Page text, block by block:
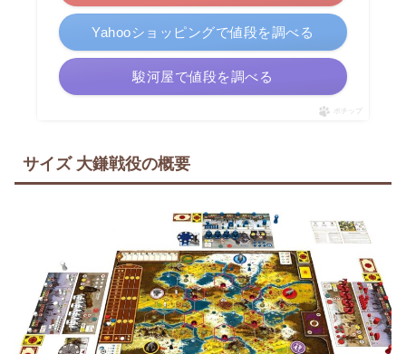
Yahooショッピングで値段を調べる
駿河屋で値段を調べる
ポチップ
サイズ 大鎌戦役の概要